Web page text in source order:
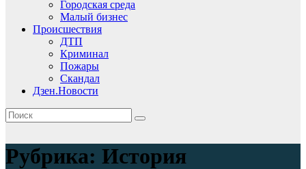
Городская среда
Малый бизнес
Происшествия
ДТП
Криминал
Пожары
Скандал
Дзен.Новости
Рубрика: История